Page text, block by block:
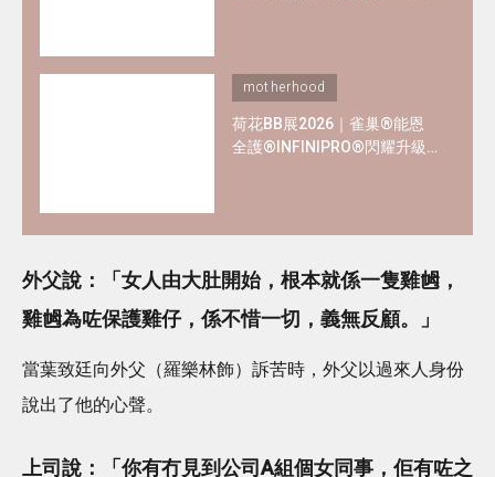
motherhood
荷花BB展2026｜雀巢®能恩
全護®INFINIPRO®閃耀升級
外父說：「女人由大肚開始，根本就係一隻雞乸，
雞乸為咗保護雞仔，係不惜一切，義無反顧。」
當葉致廷向外父（羅樂林飾）訴苦時，外父以過來人身份
說出了他的心聲。
上司說：「你有冇見到公司A組個女同事，佢有咗之